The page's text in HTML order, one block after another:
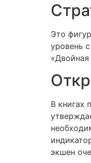
Это
уровень
В книгах
экшен